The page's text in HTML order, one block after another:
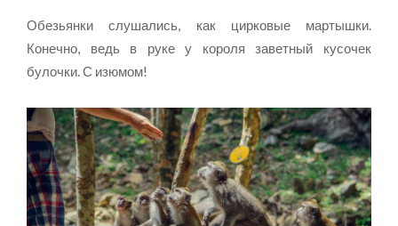
Обезьянки слушались, как цирковые мартышки.
Конечно, ведь в руке у короля заветный кусочек
булочки. С изюмом!